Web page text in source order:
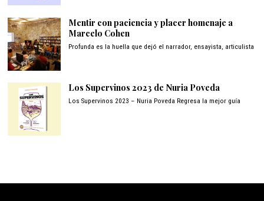
Mentir con paciencia y placer homenaje a
Marcelo Cohen
Profunda es la huella que dejó el narrador, ensayista, articulista
Los Supervinos 2023 de Nuria Poveda
Los Supervinos 2023 – Nuria Poveda Regresa la mejor guía